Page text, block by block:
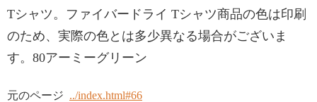
Tシャツ。ファイバードライ Tシャツ商品の色は印刷
のため、実際の色とは多少異なる場合がございま
す。80アーミーグリーン
元のページ ../index.html#66